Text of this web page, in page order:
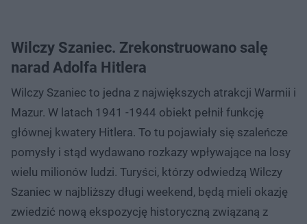
Wilczy Szaniec. Zrekonstruowano salę
narad Adolfa Hitlera
Wilczy Szaniec to jedna z największych atrakcji Warmii i
Mazur. W latach 1941 -1944 obiekt pełnił funkcję
głównej kwatery Hitlera. To tu pojawiały się szaleńcze
pomysły i stąd wydawano rozkazy wpływające na losy
wielu milionów ludzi. Turyści, którzy odwiedzą Wilczy
Szaniec w najbliższy długi weekend, będą mieli okazję
zwiedzić nową ekspozycję historyczną związaną z